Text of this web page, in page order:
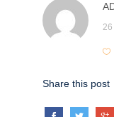
26
Share this post